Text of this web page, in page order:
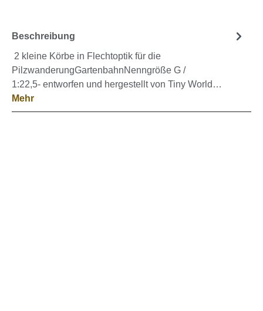
Beschreibung
2 kleine Körbe in Flechtoptik für die
PilzwanderungGartenbahnNenngröße G /
1:22,5- entworfen und hergestellt von Tiny World…
Mehr